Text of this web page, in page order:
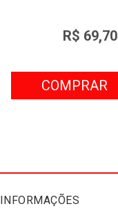
R$ 69,70
COMPRAR
INFORMAÇÕES